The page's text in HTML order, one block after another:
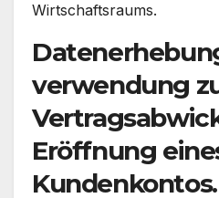
Wirtschaftsraums.
verwendung
Eröffnung
Kundenkontos.